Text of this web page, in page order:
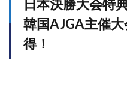
日本決勝大会特
韓国AJGA主催
得！